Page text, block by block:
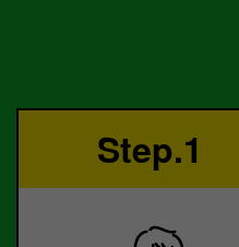
Step.1